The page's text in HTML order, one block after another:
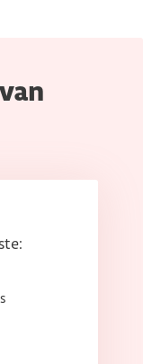
van